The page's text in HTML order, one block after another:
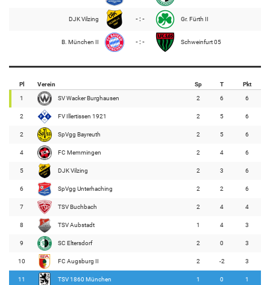
DJK Vilzing - : - Gr. Fürth II
B. München II - : - Schweinfurt 05
Pl Verein Sp T Pkt
1 SV Wacker Burghausen 2 6 6
2 FV Illertissen 1921 2 5 6
2 SpVgg Bayreuth 2 5 6
4 FC Memmingen 2 4 6
5 DJK Vilzing 2 3 6
6 SpVgg Unterhaching 2 2 6
7 TSV Buchbach 2 4 4
8 TSV Aubstadt 1 4 3
9 SC Eltersdorf 2 0 3
10 FC Augsburg II 2 -2 3
11 TSV 1860 München 1 0 1